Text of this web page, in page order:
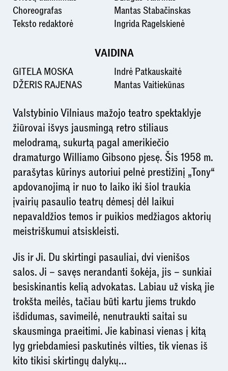
Choreografas
Mantas Stabačinskas
Teksto redaktorė
Ingrida Ragelskienė
VAIDINA
GITELA MOSKA
Indrė Patkauskaitė
DŽERIS RAJENAS
Mantas Vaitiekūnas
Valstybinio Vilniaus mažojo teatro spektaklyje
žiūrovai išvys jausmingą retro stiliaus
melodramą, sukurtą pagal amerikiečio
dramaturgo Williamo Gibsono pjesę. Šis 1958 m.
parašytas kūrinys autoriui pelnė prestižinį „Tony“
apdovanojimą ir nuo to laiko iki šiol traukia
įvairių pasaulio teatrų dėmesį dėl laikui
nepavaldžios temos ir puikios medžiagos aktorių
meistriškumui atsiskleisti.
Jis ir Ji. Du skirtingi pasauliai, dvi vienišos
salos. Ji – savęs nerandanti šokėja, jis – sunkiai
besiskinantis kelią advokatas. Labiau už viską jie
trokšta meilės, tačiau būti kartu jiems trukdo
išdidumas, savimeilė, nenutraukti saitai su
skausminga praeitimi. Jie kabinasi vienas į kitą
lyg griebdamiesi paskutinės vilties, tik vienas iš
kito tikisi skirtingų dalykų…